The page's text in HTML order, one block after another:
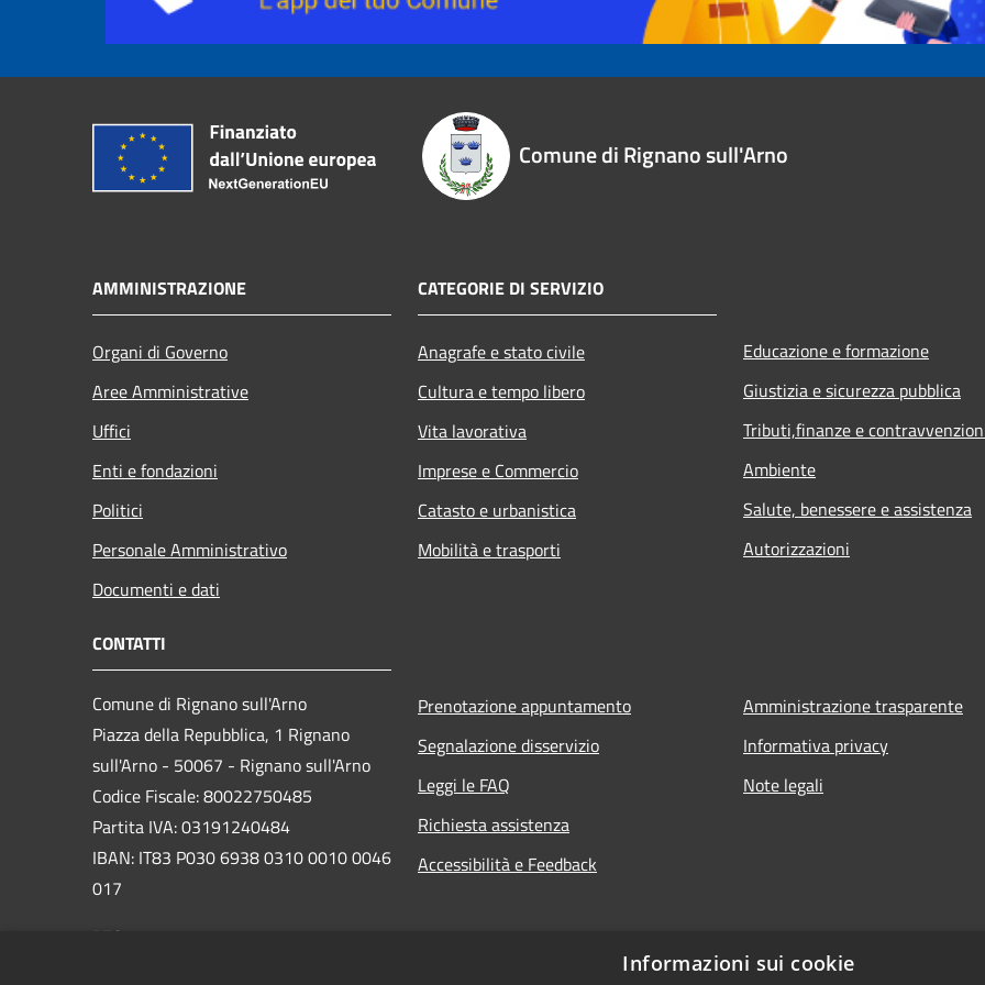
Comune di Rignano sull'Arno
AMMINISTRAZIONE
Organi di Governo
Aree Amministrative
Uffici
Enti e fondazioni
Politici
Personale Amministrativo
Documenti e dati
CATEGORIE DI SERVIZIO
Anagrafe e stato civile
Cultura e tempo libero
Vita lavorativa
Imprese e Commercio
Catasto e urbanistica
Mobilità e trasporti
Educazione e formazione
Giustizia e sicurezza pubblica
Tributi,finanze e
Ambiente
Salute, benessere e assistenza
Autorizzazioni
CONTATTI
Comune di Rignano sull'Arno
Piazza della Repubblica, 1 Rignano
sull'Arno - 50067 - Rignano sull'Arno
Codice Fiscale: 80022750485
Partita IVA: 03191240484
IBAN: IT83 P030 6938 0310 0010 0046
017
PEC:
Prenotazione appuntamento
Segnalazione disservizio
Leggi le FAQ
Richiesta assistenza
Accessibilità e Feedback
Amministrazione trasparente
Informativa privacy
Note legali
Informazioni sui cookie